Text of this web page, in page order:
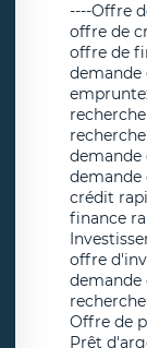
----Offre
offre de
offre de
demande
demande
demande
crédit
finance
offre
demande
Offre de
Prêt